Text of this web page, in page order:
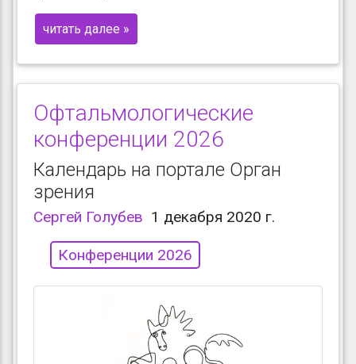
читать далее »
Офтальмологические
конференции 2026
Календарь на портале Орган
зрения
Сергей Голубев 1 декабря 2020 г.
Конференции 2026